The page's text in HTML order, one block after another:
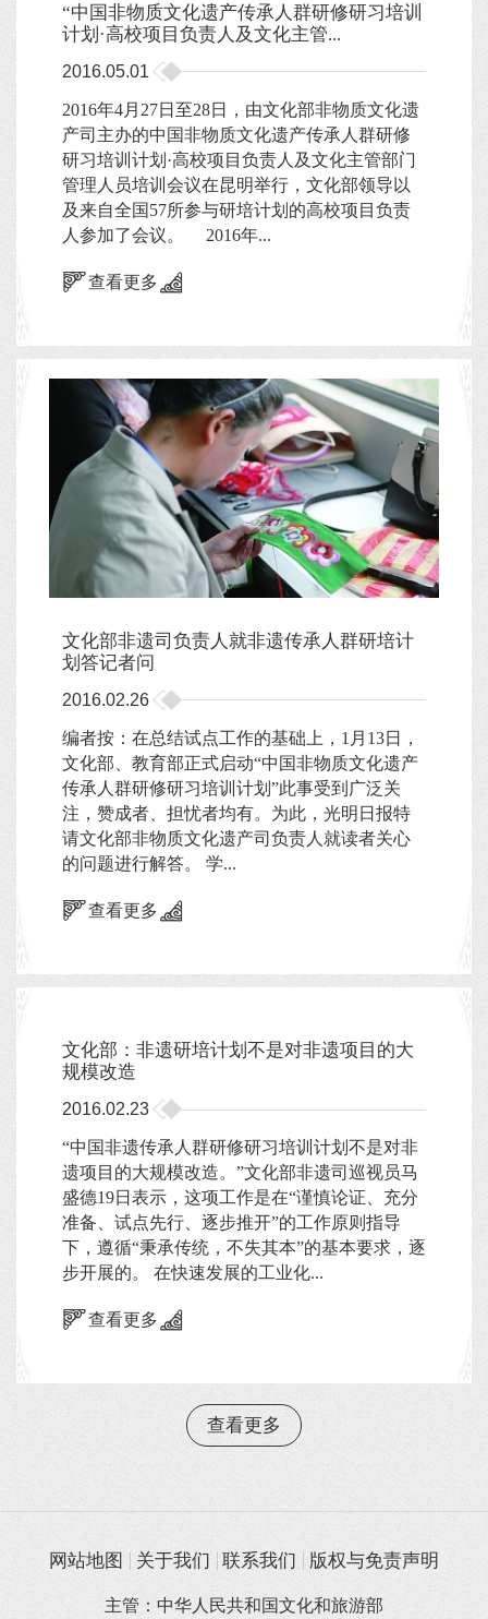
“中国非物质文化遗产传承人群研修研习培训
计划·高校项目负责人及文化主管...
2016.05.01
2016年4月27日至28日，由文化部非物质文化遗
产司主办的中国非物质文化遗产传承人群研修
研习培训计划·高校项目负责人及文化主管部门
管理人员培训会议在昆明举行，文化部领导以
及来自全国57所参与研培计划的高校项目负责
人参加了会议。 2016年...
查看更多
文化部非遗司负责人就非遗传承人群研培计
划答记者问
2016.02.26
编者按：在总结试点工作的基础上，1月13日，
文化部、教育部正式启动“中国非物质文化遗产
传承人群研修研习培训计划”此事受到广泛关
注，赞成者、担忧者均有。为此，光明日报特
请文化部非物质文化遗产司负责人就读者关心
的问题进行解答。 学...
查看更多
文化部：非遗研培计划不是对非遗项目的大
规模改造
2016.02.23
“中国非遗传承人群研修研习培训计划不是对非
遗项目的大规模改造。”文化部非遗司巡视员马
盛德19日表示，这项工作是在“谨慎论证、充分
准备、试点先行、逐步推开”的工作原则指导
下，遵循“秉承传统，不失其本”的基本要求，逐
步开展的。 在快速发展的工业化...
查看更多
查看更多
网站地图 关于我们 联系我们 版权与免责声明
主管：中华人民共和国文化和旅游部